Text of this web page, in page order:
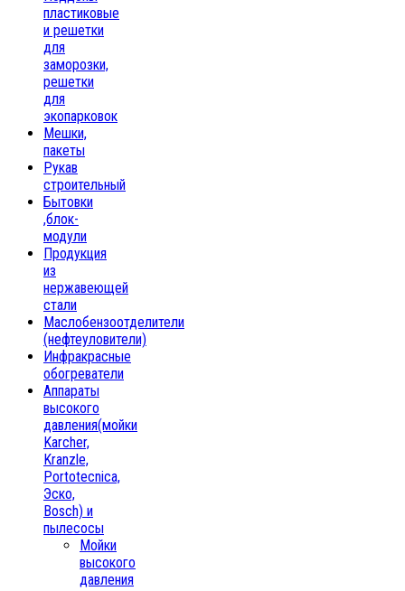
пластиковые
и решетки
для
заморозки,
решетки
для
экопарковок
Мешки,
пакеты
Рукав
строительный
Бытовки
,блок-
модули
Продукция
из
нержавеющей
стали
Маслобензоотделители
(нефтеуловители)
Инфракрасные
обогреватели
Аппараты
высокого
давления(мойки
Karcher,
Kranzle,
Portotecnica,
Эско,
Bosch) и
пылесосы
Мойки
высокого
давления